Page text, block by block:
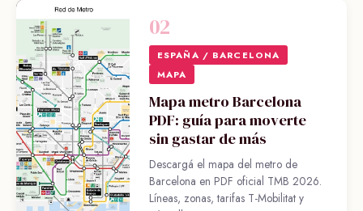
02
ESPAÑA / BARCELONA
MAPA
Mapa metro Barcelona
PDF: guía para moverte
sin gastar de más
Descargá el mapa del metro de
Barcelona en PDF oficial TMB 2026.
Líneas, zonas, tarifas T-Mobilitat y